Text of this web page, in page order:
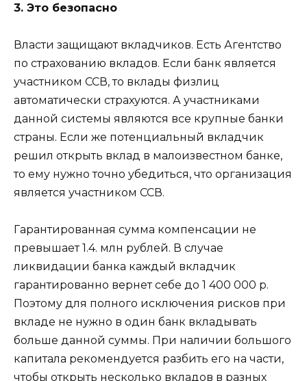
3. Это безопасно
Власти защищают вкладчиков. Есть Агентство
по страхованию вкладов. Если банк является
участником ССВ, то вклады физлиц
автоматически страхуются. А участниками
данной системы являются все крупные банки
страны. Если же потенциальный вкладчик
решил открыть вклад в малоизвестном банке,
то ему нужно точно убедиться, что организация
является участником ССВ.
Гарантированная сумма компенсации не
превышает 1.4. млн рублей. В случае
ликвидации банка каждый вкладчик
гарантированно вернет себе до 1 400 000 р.
Поэтому для полного исключения рисков при
вкладе не нужно в один банк вкладывать
больше данной суммы. При наличии большого
капитала рекомендуется разбить его на части,
чтобы открыть несколько вкладов в разных